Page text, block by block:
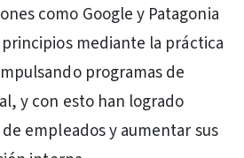
como Google y Patagonia
mediante la práctica
programas de
y con esto han logrado
empleados y aumentar sus